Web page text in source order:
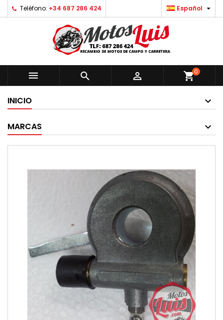
Teléfono: +34 687 286 424 Español 
   shopping_cart0
INICIO
MARCAS